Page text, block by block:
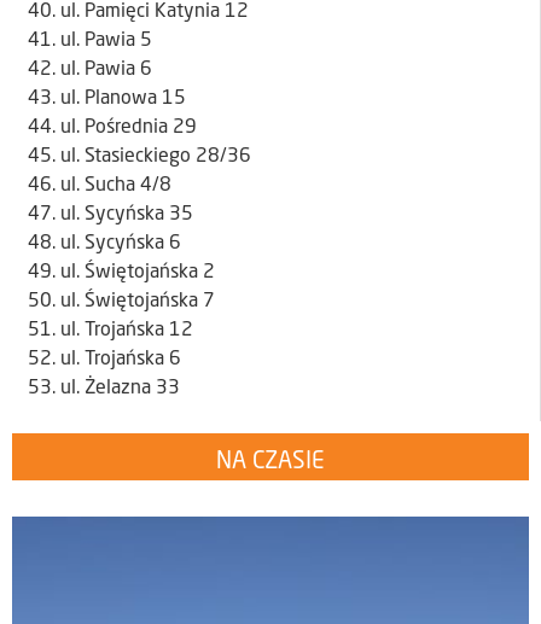
ul. Pamięci Katynia 12
ul. Pawia 5
ul. Pawia 6
ul. Planowa 15
ul. Pośrednia 29
ul. Stasieckiego 28/36
ul. Sucha 4/8
ul. Sycyńska 35
ul. Sycyńska 6
ul. Świętojańska 2
ul. Świętojańska 7
ul. Trojańska 12
ul. Trojańska 6
ul. Żelazna 33
NA CZASIE